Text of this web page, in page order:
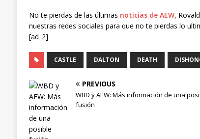
No te pierdas de las últimas noticias de AEW,
nuestras redes sociales para que no te pierdas lo
[ad_2]
CASTLE DALTON DEATH
PREVIOUS
WBD y AEW: Más información de una
fusión